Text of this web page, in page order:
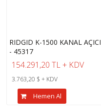
RIDGID K-1500 KANAL AÇICI
- 45317
154.291,20 TL + KDV
3.763,20 $ + KDV
Hemen Al